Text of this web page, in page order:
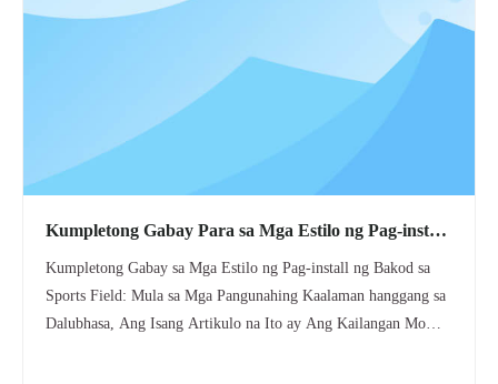
Kumpletong Gabay Para sa Mga Estilo ng Pag-install
Artikulo na Ito Ang Kailangan Mo
Kumpletong Gabay sa Mga Estilo ng Pag-install ng Bakod sa
Sports Field: Mula sa Mga Pangunahing Kaalaman hanggang sa
Dalubhasa, Ang Isang Artikulo na Ito ay Ang Kailangan Mo